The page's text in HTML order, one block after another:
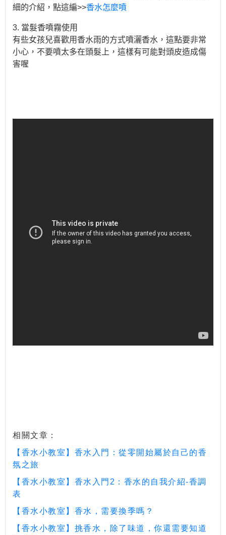
細的介紹，點這編>>香水怎麼噴
3. 當髮香噴霧使用
有些女孩兒喜歡用香水雨的方式噴灑香水，這點要非常
小心，不要噴太多在頭髮上，這樣有可能對頭皮造成傷
害喔
相關文章：
【香水小教室】香水入門：從零開始屬於自己的香
氛之旅
【香水小教室】香水入門2：香水的自我介紹-香調
表
【香水小教室】香水，需要換季嗎？
【香水小教室】挑香水，除了味道，你還需要知道